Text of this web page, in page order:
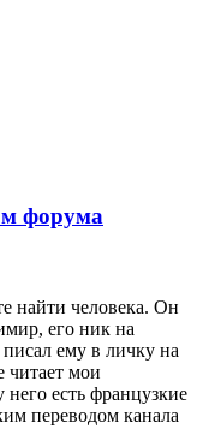
форума
найти человека. Он
его ник на
ему в личку на
читает мои
есть французкие
переводом канала